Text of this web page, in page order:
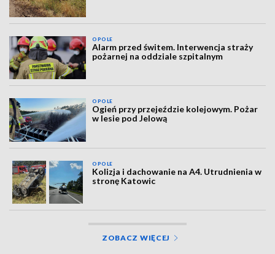
OPOLE
Alarm przed świtem. Interwencja straży
pożarnej na oddziale szpitalnym
OPOLE
Ogień przy przejeździe kolejowym. Pożar
w lesie pod Jelową
OPOLE
Kolizja i dachowanie na A4. Utrudnienia w
stronę Katowic
ZOBACZ WIĘCEJ